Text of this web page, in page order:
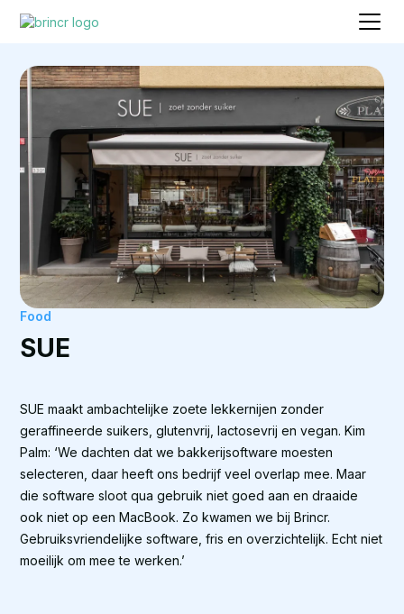
Food
SUE
SUE maakt ambachtelijke zoete lekkernijen zonder
geraffineerde suikers, glutenvrij, lactosevrij en vegan. Kim
Palm: ‘We dachten dat we bakkerijsoftware moesten
selecteren, daar heeft ons bedrijf veel overlap mee. Maar
die software sloot qua gebruik niet goed aan en draaide
ook niet op een MacBook. Zo kwamen we bij Brincr.
Gebruiksvriendelijke software, fris en overzichtelijk. Echt niet
moeilijk om mee te werken.’